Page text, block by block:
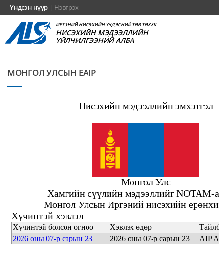
Үндсэн нүүр | Нэвтрэх
ИРГЭНИЙ НИСЭХИЙН ҮНДЭСНИЙ ТӨВ ТӨХХК
НИСЭХИЙН МЭДЭЭЛЛИЙН
ҮЙЛЧИЛГЭЭНИЙ АЛБА
МОНГОЛ УЛСЫН EAIP